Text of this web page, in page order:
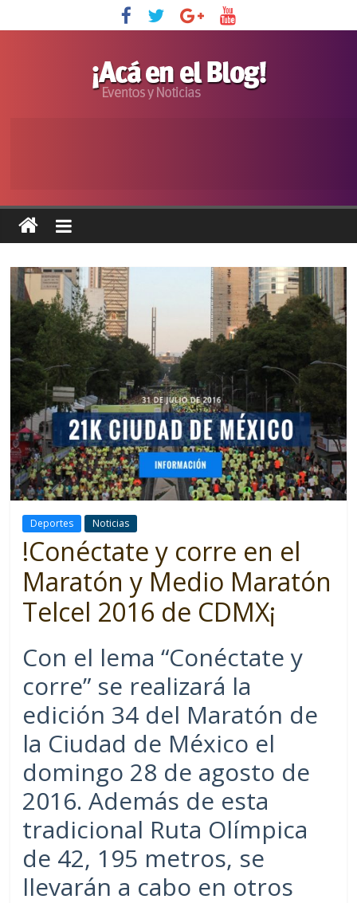
Deportes Noticias
!Conéctate y corre en el
Maratón y Medio Maratón
Telcel 2016 de CDMX¡
Con el lema “Conéctate y
corre” se realizará la
edición 34 del Maratón de
la Ciudad de México el
domingo 28 de agosto de
2016. Además de esta
tradicional Ruta Olímpica
de 42, 195 metros, se
llevarán a cabo en otros